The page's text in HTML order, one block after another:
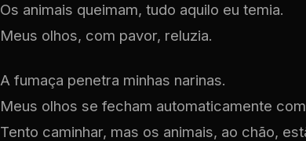
Os animais queimam, tudo aquilo eu temia.
Meus olhos, com pavor, reluzia.
A fumaça penetra minhas narinas.
Meus olhos se fecham automaticamente
Tento caminhar, mas os animais, ao chão,